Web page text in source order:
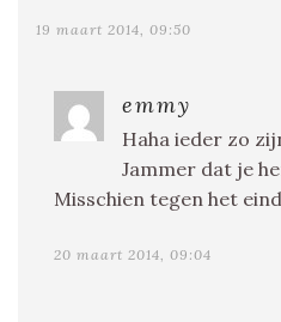
19 maart 2014, 09:50
emmy
Haha ieder zo
Jammer dat je
Misschien tegen het
20 maart 2014, 09:04